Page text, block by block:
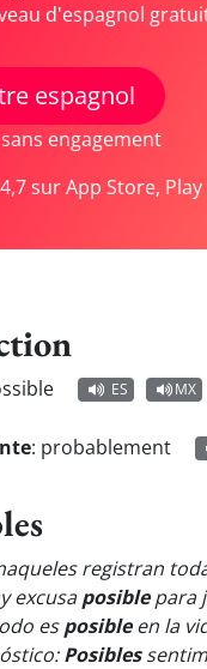
d'espagnol
espagnol
engagement
4,7 sur App Store,
ES MX
: probablement
registran
excusaposiblepara
esposibleen la
Posibles